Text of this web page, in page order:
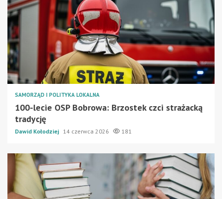
SAMORZĄD I POLITYKA LOKALNA
100-lecie OSP Bobrowa: Brzostek czci strażacką
tradycję
Dawid Kołodziej 14 czerwca 2026 181